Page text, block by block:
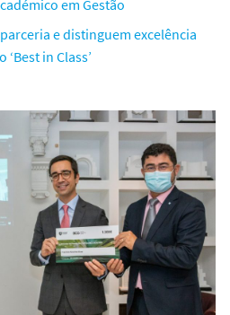
em Gestão
e distinguem excelência
in Class’